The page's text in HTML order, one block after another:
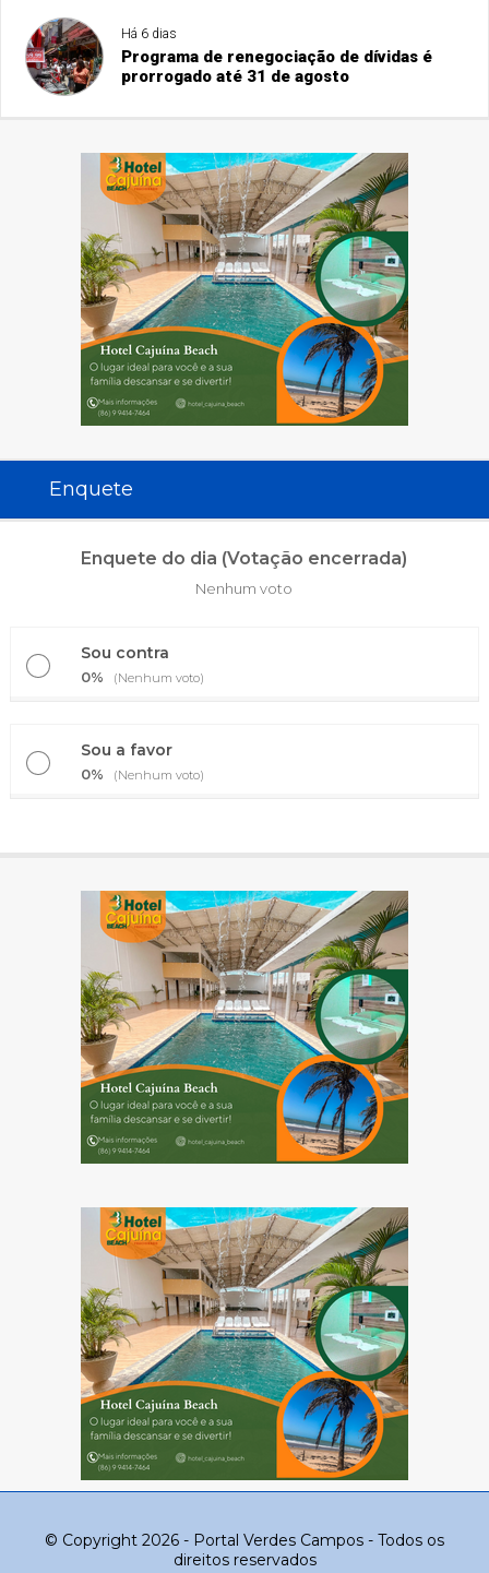
Há 6 dias
Programa de renegociação de dívidas é
prorrogado até 31 de agosto
Enquete
Enquete do dia (Votação encerrada)
Nenhum voto
Sou contra
0% (Nenhum voto)
Sou a favor
0% (Nenhum voto)
© Copyright 2026 - Portal Verdes Campos - Todos os
direitos reservados